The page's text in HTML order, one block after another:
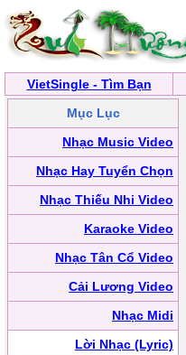
VietSingle - Tìm Bạn
Mục Lục
Nhạc Music Video
Nhạc Hay Tuyển Chọn
Nhạc Thiếu Nhi Video
Karaoke Video
Nhạc Tân Cổ Video
Cải Lương Video
Nhạc Midi
Lời Nhạc (Lyric)